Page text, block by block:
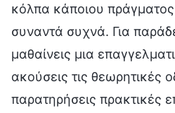
κόλπα κάποιου
συναντά συχνά. Για
μαθαίνεις μια
ακούσεις τις θεωρητικές
παρατηρήσεις πρακτικές